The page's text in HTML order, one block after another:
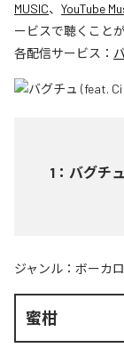
MUSIC、 YouTube
ービスで聴くこと
各配信サービス：
1 ： バグチ
ジャンル： ボーカ
蜜柑